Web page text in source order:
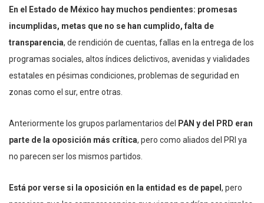
En el Estado de México hay muchos pendientes: promesas
incumplidas, metas que no se han cumplido, falta de
transparencia, de rendición de cuentas, fallas en la entrega de los
programas sociales, altos índices delictivos, avenidas y vialidades
estatales en pésimas condiciones, problemas de seguridad en
zonas como el sur, entre otras.
Anteriormente los grupos parlamentarios del
PAN y del PRD eran
parte de la oposición más crítica, pero como aliados del PRI ya
no parecen ser los mismos partidos.
Está por verse si la oposición en la entidad es de papel , pero